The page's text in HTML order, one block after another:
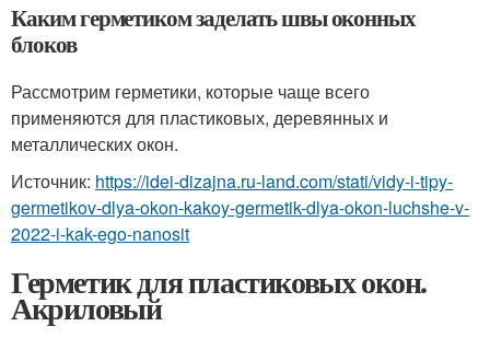
Каким герметиком заделать швы оконных
блоков
Рассмотрим герметики, которые чаще всего
применяются для пластиковых, деревянных и
металлических окон.
Источник: https://idei-dizajna.ru-land.com/stati/vidy-i-tipy-
germetikov-dlya-okon-kakoy-germetik-dlya-okon-luchshe-v-
2022-i-kak-ego-nanosit
Герметик для пластиковых окон.
Акриловый